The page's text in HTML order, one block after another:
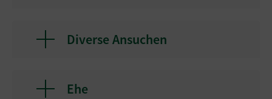
Diverse Ansuchen
Ehe